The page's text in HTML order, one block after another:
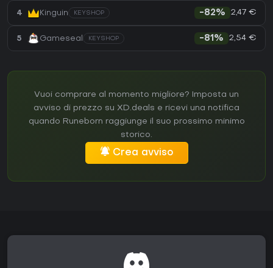
4 Kinguin KEYSHOP -82% 2,47 €
5 Gameseal KEYSHOP -81% 2,54 €
Vuoi comprare al momento migliore? Imposta un
avviso di prezzo su XD.deals e ricevi una notifica
quando Runeborn raggiunge il suo prossimo minimo
storico.
Crea avviso